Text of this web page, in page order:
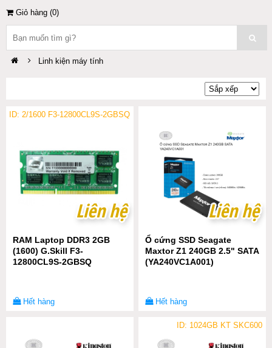
Giỏ hàng (0)
Linh kiện máy tính
ID: 2/1600 F3-12800CL9S-2GBSQ
Liên hệ
Liên hệ
RAM Laptop DDR3 2GB
(1600) G.Skill F3-
12800CL9S-2GBSQ
Hết hàng
Liên hệ
Liên hệ
Ổ cứng SSD Seagate
Maxtor Z1 240GB 2.5" SATA
(YA240VC1A001)
Hết hàng
ID: 1024GB KT SKC600